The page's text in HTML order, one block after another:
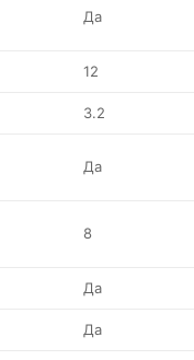
Да
12
3.2
Да
8
Да
Да